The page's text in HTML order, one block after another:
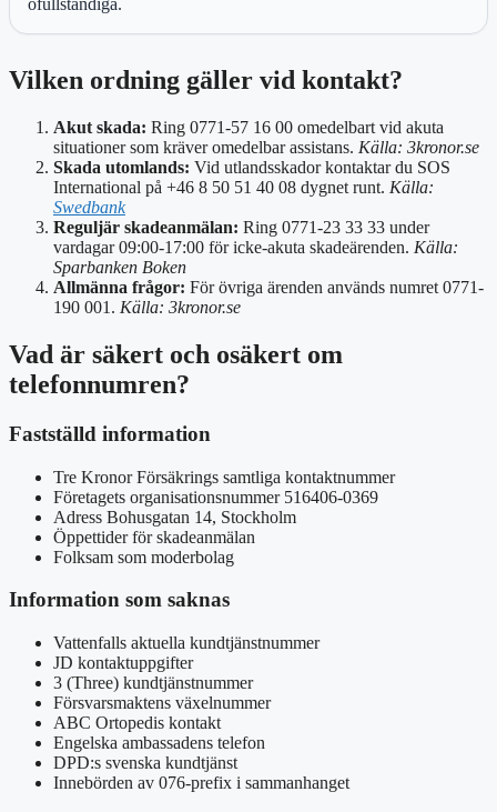
Vilken ordning gäller vid kontakt?
Akut skada: Ring 0771-57 16 00 omedelbart vid akuta
situationer som kräver omedelbar assistans. Källa: 3kronor.se
Skada utomlands: Vid utlandsskador kontaktar du SOS
International på +46 8 50 51 40 08 dygnet runt. Källa:
Swedbank
Reguljär skadeanmälan: Ring 0771-23 33 33 under
vardagar 09:00-17:00 för icke-akuta skadeärenden. Källa:
Sparbanken Boken
Allmänna frågor: För övriga ärenden används numret 0771-
190 001. Källa: 3kronor.se
Vad är säkert och osäkert om
telefonnumren?
Fastställd information
Tre Kronor Försäkrings samtliga kontaktnummer
Företagets organisationsnummer 516406-0369
Adress Bohusgatan 14, Stockholm
Öppettider för skadeanmälan
Folksam som moderbolag
Information som saknas
Vattenfalls aktuella kundtjänstnummer
JD kontaktuppgifter
3 (Three) kundtjänstnummer
Försvarsmaktens växelnummer
ABC Ortopedis kontakt
Engelska ambassadens telefon
DPD:s svenska kundtjänst
Innebörden av 076-prefix i sammanhanget